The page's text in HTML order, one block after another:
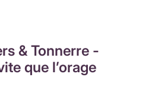
& Tonnerre -
que l’orage